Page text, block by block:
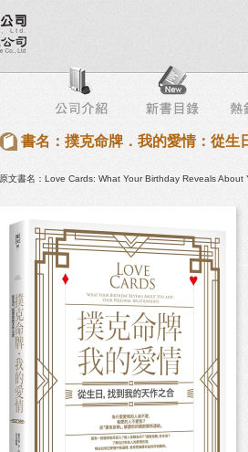
店專區 目錄下載 會員服務
書名：撲克命牌．我的愛情：從生
原文書名：Love Cards: What Your Birthday Reveals